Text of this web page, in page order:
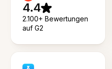
4.4
2.100+ Bewertungen
auf G2